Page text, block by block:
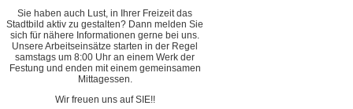
Sie haben auch Lust, in Ihrer Freizeit das
Stadtbild aktiv zu gestalten? Dann melden Sie
sich für nähere Informationen gerne bei uns.
Unsere Arbeitseinsätze starten in der Regel
samstags um 8:00 Uhr an einem Werk der
Festung und enden mit einem gemeinsamen
Mittagessen.
Wir freuen uns auf SIE!!